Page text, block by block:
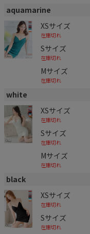
aquamarine
XSサイズ
在庫切れ
Sサイズ
在庫切れ
Mサイズ
在庫切れ
white
XSサイズ
在庫切れ
Sサイズ
在庫切れ
Mサイズ
在庫切れ
black
XSサイズ
在庫切れ
Sサイズ
在庫切れ